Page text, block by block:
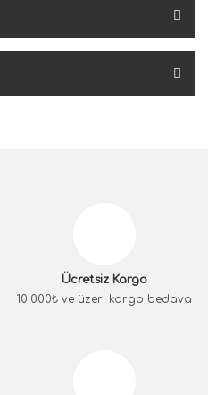
Ücretsiz Kargo
10.000₺ ve üzeri kargo bedava